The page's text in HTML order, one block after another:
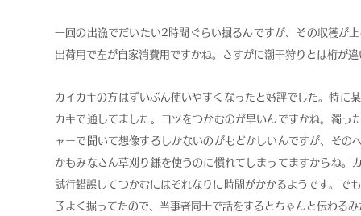
一回の出漁でだいたい2時間ぐらい掘るんですが、その収穫
出荷用で左が自家消費用ですかね。さすがに潮干狩りとは桁が
カイカキの方はずいぶん使いやすくなったと好評でした。特に
カキで通してました。コツをつかむのが早いんですかね。濁
ャーで聞いて想像するしかないのがもどかしいんですが、そ
かもみなさん草刈り鎌を使うのに慣れてしまってますからね
試行錯誤してつかむにはそれなりに時間がかかるようです。で
子よく掘ってたので、当事者同士で話をするとちゃんと伝わる